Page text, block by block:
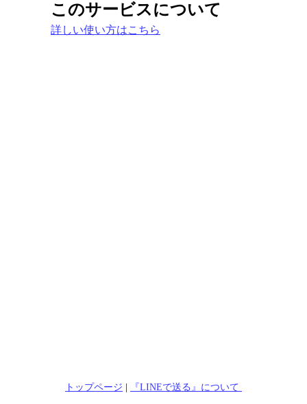
このサービスについて
詳しい使い方はこちら
トップページ | 『LINEで送る』について